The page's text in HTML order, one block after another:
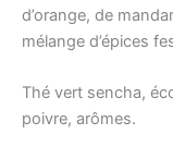
d’orange, de
mélange d’épices
Thé vert sencha,
poivre, arômes.